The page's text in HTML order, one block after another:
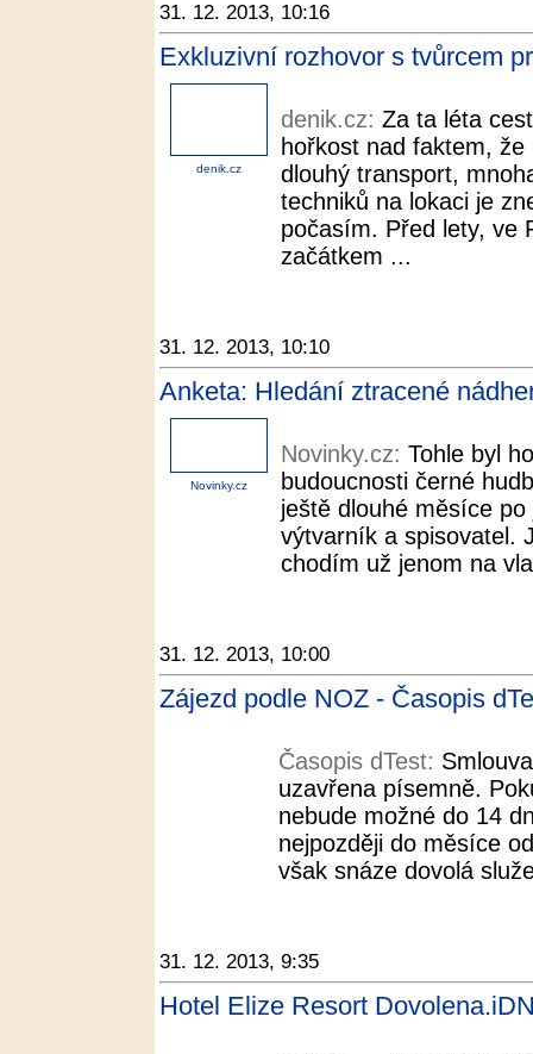
31. 12. 2013, 10:16
Exkluzivní rozhovor s tvůrcem
denik.cz
denik.cz: Za ta léta
hořkost nad faktem,
dlouhý transport,
techniků na lokaci je
počasím. Před lety, ve
začátkem ...
31. 12. 2013, 10:10
Anketa: Hledání ztracené
Novinky.cz
Novinky.cz: Tohle byl
budoucnosti černé
ještě dlouhé měsíce
výtvarník a spisovatel.
chodím už jenom na
31. 12. 2013, 10:00
Zájezd podle NOZ - Časopis
Časopis dTest:
uzavřena písemně.
nebude možné do 14
nejpozději do měsíce
však snáze dovolá
31. 12. 2013, 9:35
Hotel Elize Resort